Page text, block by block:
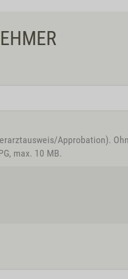
Approbation).
max. 10 MB.